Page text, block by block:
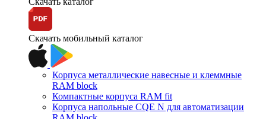
Скачать мобильный каталог
Корпуса металлические навесные и клеммные
RAM block
Компактные корпуса RAM fit
Корпуса напольные CQE N для автоматизации